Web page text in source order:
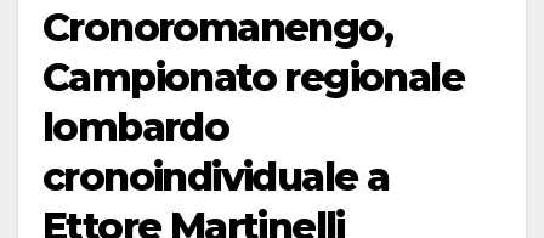
Cronoromanengo,
Campionato regionale
lombardo
cronoindividuale a
Ettore Martinelli